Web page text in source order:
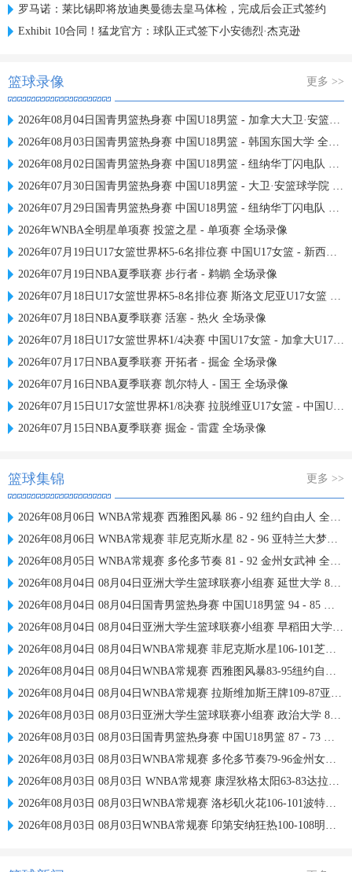
罗马诺：莱比锡即将放迪奥曼德去皇马体检，完成后会正式签约
Exhibit 10合同！猛龙官方：球队正式签下小安德烈·杰克逊
篮球录像 更多 >>
2026年08月04日国青男篮热身赛 中国U18男篮 - 加拿大大卫·安篮球学院 全场录像
2026年08月03日国青男篮热身赛 中国U18男篮 - 韩国东国大学 全场录像
2026年08月02日国青男篮热身赛 中国U18男篮 - 纽纳华丁闪电队 全场录像
2026年07月30日国青男篮热身赛 中国U18男篮 - 大卫·安篮球学院 全场录像
2026年07月29日国青男篮热身赛 中国U18男篮 - 纽纳华丁闪电队 全场录像
2026年WNBA全明星单项赛 投篮之星 - 单项赛 全场录像
2026年07月19日U17女篮世界杯5-6名排位赛 中国U17女篮 - 新西兰U17女篮 全场录像
2026年07月19日NBA夏季联赛 步行者 - 鹈鹕 全场录像
2026年07月18日U17女篮世界杯5-8名排位赛 斯洛文尼亚U17女篮 - 中国U17女篮 全场录像
2026年07月18日NBA夏季联赛 活塞 - 热火 全场录像
2026年07月18日U17女篮世界杯1/4决赛 中国U17女篮 - 加拿大U17女篮 录像
2026年07月17日NBA夏季联赛 开拓者 - 掘金 全场录像
2026年07月16日NBA夏季联赛 凯尔特人 - 国王 全场录像
2026年07月15日U17女篮世界杯1/8决赛 拉脱维亚U17女篮 - 中国U17女篮 录像
2026年07月15日NBA夏季联赛 掘金 - 雷霆 全场录像
篮球集锦 更多 >>
2026年08月06日 WNBA常规赛 西雅图风暴 86 - 92 纽约自由人 全场集锦
2026年08月06日 WNBA常规赛 菲尼克斯水星 82 - 96 亚特兰大梦想 全场集锦
2026年08月05日 WNBA常规赛 多伦多节奏 81 - 92 金州女武神 全场集锦
2026年08月04日 08月04日亚洲大学生篮球联赛小组赛 延世大学 82 - 83 北京大学 集锦
2026年08月04日 08月04日国青男篮热身赛 中国U18男篮 94 - 85 加拿大大卫·安篮球学院 集锦
2026年08月04日 08月04日亚洲大学生篮球联赛小组赛 早稻田大学 71 - 86 清华大学 集锦
2026年08月04日 08月04日WNBA常规赛 菲尼克斯水星106-101芝加哥天空 全场集锦
2026年08月04日 08月04日WNBA常规赛 西雅图风暴83-95纽约自由人 全场集锦
2026年08月04日 08月04日WNBA常规赛 拉斯维加斯王牌109-87亚特兰大梦想 全场集锦
2026年08月03日 08月03日亚洲大学生篮球联赛小组赛 政治大学 83 - 71 上海交通大学 集锦
2026年08月03日 08月03日国青男篮热身赛 中国U18男篮 87 - 73 韩国东国大学 集锦
2026年08月03日 08月03日WNBA常规赛 多伦多节奏79-96金州女武神 全场集锦
2026年08月03日 08月03日 WNBA常规赛 康涅狄格太阳63-83达拉斯飞翼 全场集锦
2026年08月03日 08月03日WNBA常规赛 洛杉矶火花106-101波特兰火焰 全场集锦
2026年08月03日 08月03日WNBA常规赛 印第安纳狂热100-108明尼苏达山猫 全场集锦